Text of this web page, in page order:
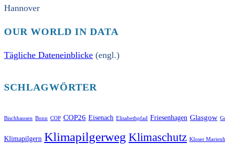
Hannover
OUR WORLD IN DATA
Tägliche Dateneinblicke (engl.)
SCHLAGWÖRTER
Bischhausen Bonn COP COP26 Eisenach Elisabethpfad Friesenhagen Glasgow
Klimapilgern Klimapilgerweg Klimaschutz Kloser